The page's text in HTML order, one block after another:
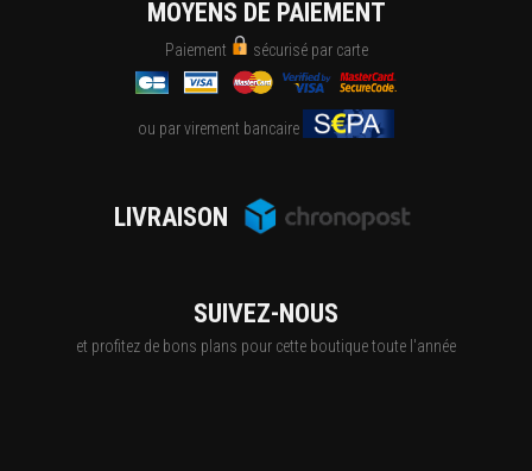
MOYENS DE PAIEMENT
Paiement sécurisé par carte
ou par virement bancaire
LIVRAISON
SUIVEZ-NOUS
et profitez de bons plans pour cette boutique toute l'année